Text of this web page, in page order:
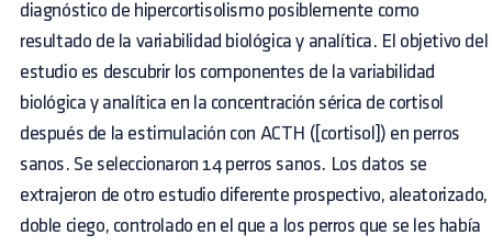
diagnóstico de hipercortisolismo posiblemente como
resultado de la variabilidad biológica y analítica. El objetivo del
estudio es descubrir los componentes de la variabilidad
biológica y analítica en la concentración sérica de cortisol
después de la estimulación con ACTH ([cortisol]) en perros
sanos. Se seleccionaron 14 perros sanos. Los datos se
extrajeron de otro estudio diferente prospectivo, aleatorizado,
doble ciego, controlado en el que a los perros que se les había